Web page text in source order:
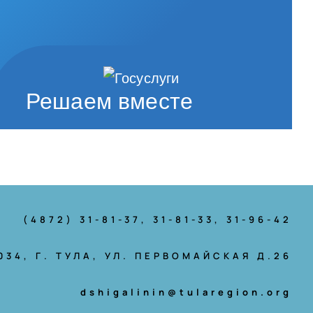
Решаем вместе
(4872) 31-81-37, 31-81-33, 31-96-42
Г. ТУЛА, УЛ. ПЕРВОМАЙСКАЯ Д.26
dshigalinin@tularegion.org